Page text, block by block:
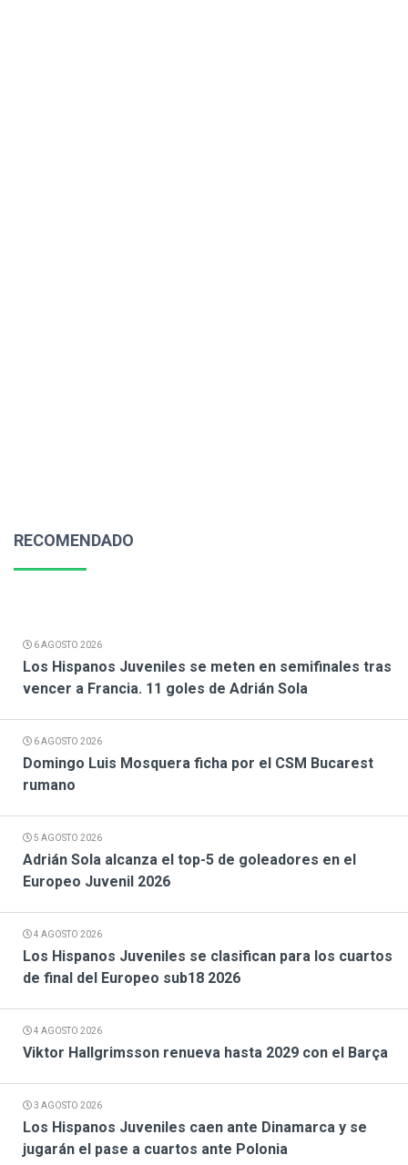
RECOMENDADO
6 AGOSTO 2026
Los Hispanos Juveniles se meten en semifinales tras
vencer a Francia. 11 goles de Adrián Sola
6 AGOSTO 2026
Domingo Luis Mosquera ficha por el CSM Bucarest
rumano
5 AGOSTO 2026
Adrián Sola alcanza el top-5 de goleadores en el
Europeo Juvenil 2026
4 AGOSTO 2026
Los Hispanos Juveniles se clasifican para los cuartos
de final del Europeo sub18 2026
4 AGOSTO 2026
Viktor Hallgrimsson renueva hasta 2029 con el Barça
3 AGOSTO 2026
Los Hispanos Juveniles caen ante Dinamarca y se
jugarán el pase a cuartos ante Polonia